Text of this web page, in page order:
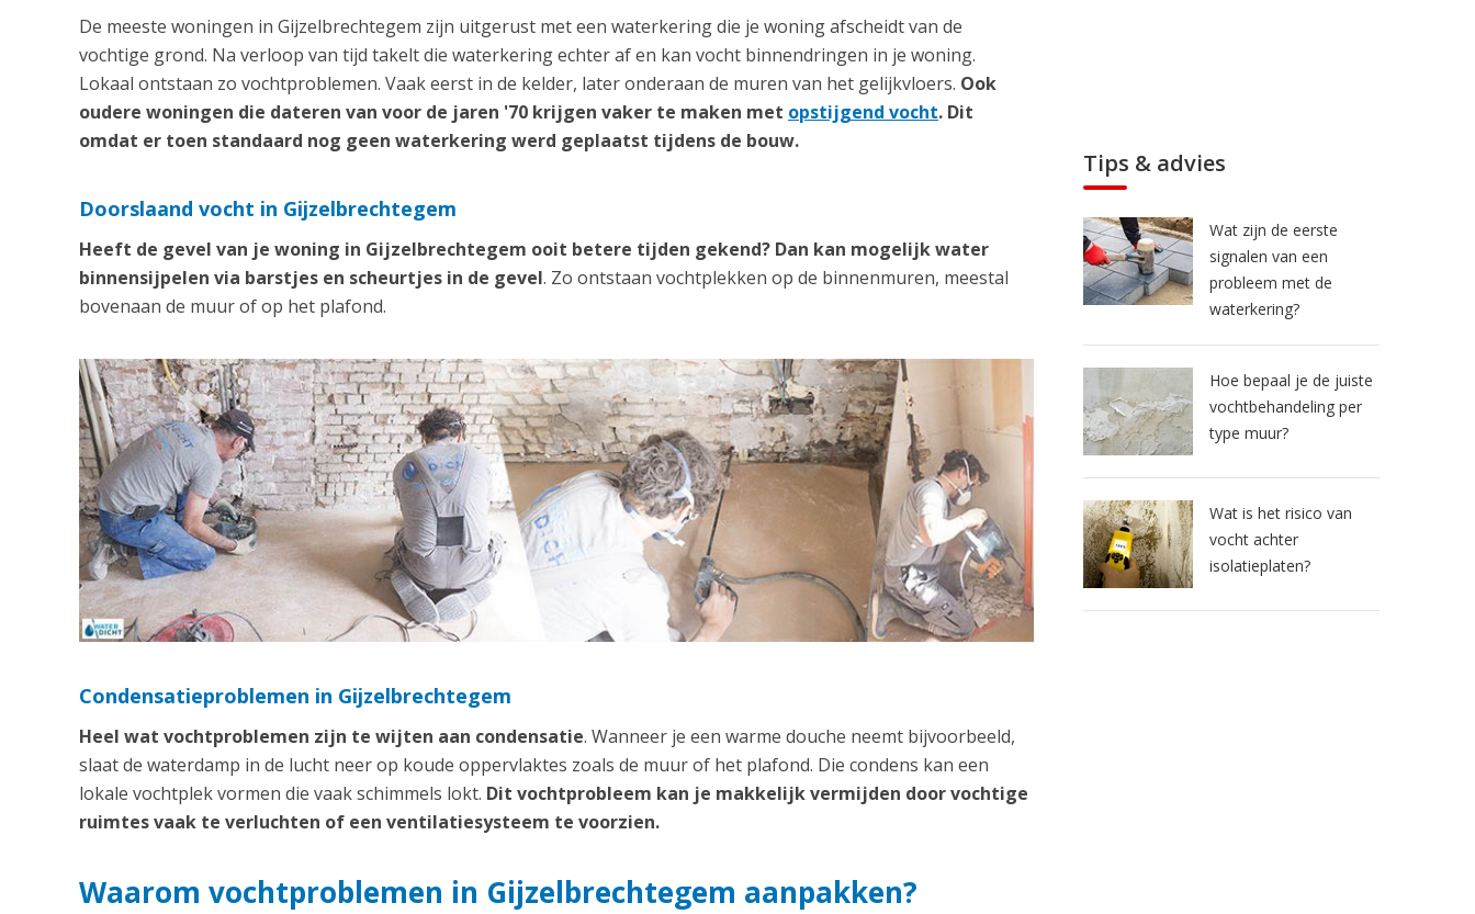
De meeste woningen in Gijzelbrechtegem zijn uitgerust met een waterkering die je woning afscheidt van de
vochtige grond. Na verloop van tijd takelt die waterkering echter af en kan vocht binnendringen in je woning.
Lokaal ontstaan zo vochtproblemen. Vaak eerst in de kelder, later onderaan de muren van het gelijkvloers. Ook
oudere woningen die dateren van voor de jaren '70 krijgen vaker te maken met opstijgend vocht. Dit
omdat er toen standaard nog geen waterkering werd geplaatst tijdens de bouw.
Doorslaand vocht in Gijzelbrechtegem
Heeft de gevel van je woning in Gijzelbrechtegem ooit betere tijden gekend? Dan kan mogelijk water
binnensijpelen via barstjes en scheurtjes in de gevel. Zo ontstaan vochtplekken op de binnenmuren, meestal
bovenaan de muur of op het plafond.
Condensatieproblemen in Gijzelbrechtegem
Heel wat vochtproblemen zijn te wijten aan condensatie. Wanneer je een warme douche neemt bijvoorbeeld,
slaat de waterdamp in de lucht neer op koude oppervlaktes zoals de muur of het plafond. Die condens kan een
lokale vochtplek vormen die vaak schimmels lokt. Dit vochtprobleem kan je makkelijk vermijden door vochtige
ruimtes vaak te verluchten of een ventilatiesysteem te voorzien.
Waarom vochtproblemen in Gijzelbrechtegem aanpakken?
Tips & advies
Wat zijn de eerste
signalen van een
probleem met de
waterkering?
Hoe bepaal je de juiste
vochtbehandeling per
type muur?
Wat is het risico van
vocht achter
isolatieplaten?